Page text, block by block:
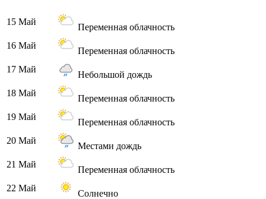
15 Май
Переменная облачность
16 Май
Переменная облачность
17 Май
Небольшой дождь
18 Май
Переменная облачность
19 Май
Переменная облачность
20 Май
Местами дождь
21 Май
Переменная облачность
22 Май
Солнечно